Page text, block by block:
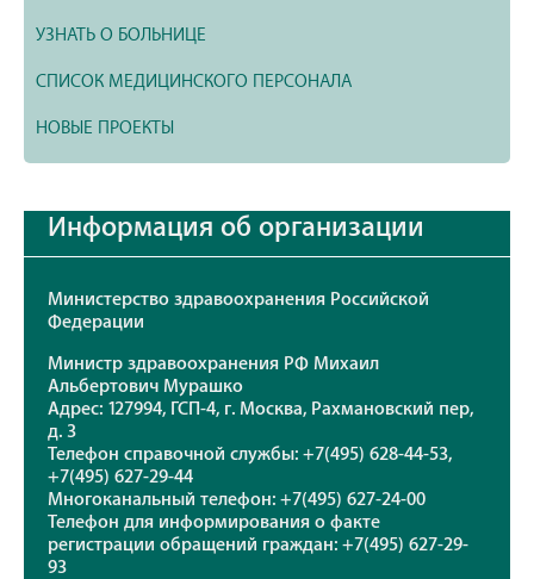
УЗНАТЬ О БОЛЬНИЦЕ
СПИСОК МЕДИЦИНСКОГО ПЕРСОНАЛА
НОВЫЕ ПРОЕКТЫ
Информация об организации
Министерство здравоохранения Российской
Федерации
Министр здравоохранения РФ Михаил
Альбертович Мурашко
Адрес: 127994, ГСП-4, г. Москва, Рахмановский пер,
д. 3
Телефон справочной службы: +7(495) 628-44-53,
+7(495) 627-29-44
Многоканальный телефон: +7(495) 627-24-00
Телефон для информирования о факте
регистрации обращений граждан: +7(495) 627-29-
93